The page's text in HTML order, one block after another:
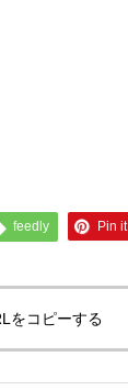
feedly Pin it
をコピーする